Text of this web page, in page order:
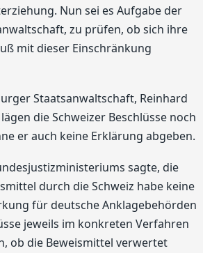
Nun sei es Aufgabe der
zu prüfen, ob sich ihre
mit dieser Einschränkung
Staatsanwaltschaft, Reinhard
die Schweizer Beschlüsse noch
er auch keine Erklärung abgeben.
sagte, die
durch die Schweiz habe keine
für deutsche Anklagebehörden
jeweils im konkreten Verfahren
ob die Beweismittel verwertet